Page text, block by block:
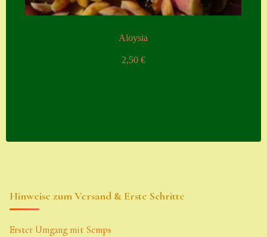
Aloysia
2,50 €
Hinweise zum Versand & Erste Schritte
Erster Umgang mit Semps